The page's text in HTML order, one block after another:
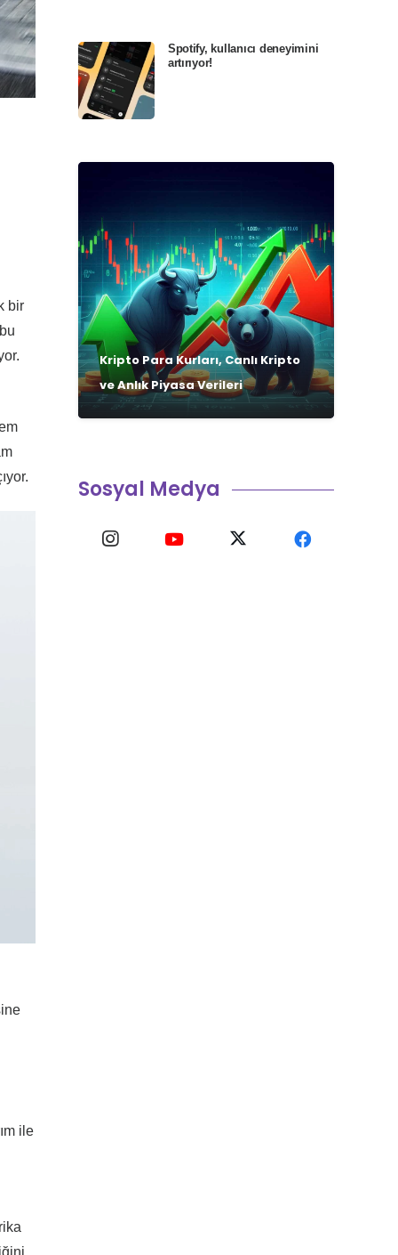
bir
ile
Spotify, kullanıcı deneyimini
artırıyor!
Kripto Para Kurları, Canlı Kripto
ve Anlık Piyasa Verileri
Sosyal Medya